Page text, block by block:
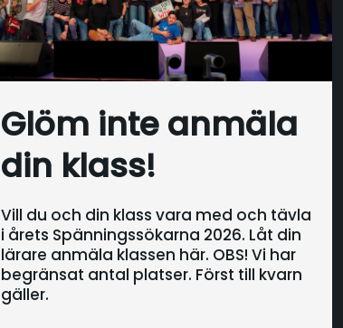
Glöm inte anmäla
din klass!
Vill du och din klass vara med och tävla
i årets Spänningssökarna 2026. Låt din
lärare anmäla klassen här. OBS! Vi har
begränsat antal platser. Först till kvarn
gäller.